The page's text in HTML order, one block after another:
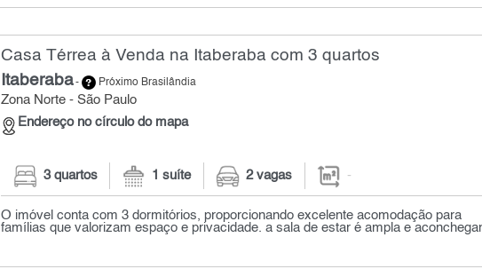
Casa Térrea à Venda na Itaberaba com 3 quartos
Itaberaba- Próximo Brasilândia
Zona Norte - São Paulo
Endereço no círculo do mapa
3 quartos 1 suíte 2 vagas -
O imóvel conta com 3 dormitórios, proporcionando excelente acomodação para
famílias que valorizam espaço e privacidade. a sala de estar é ampla e